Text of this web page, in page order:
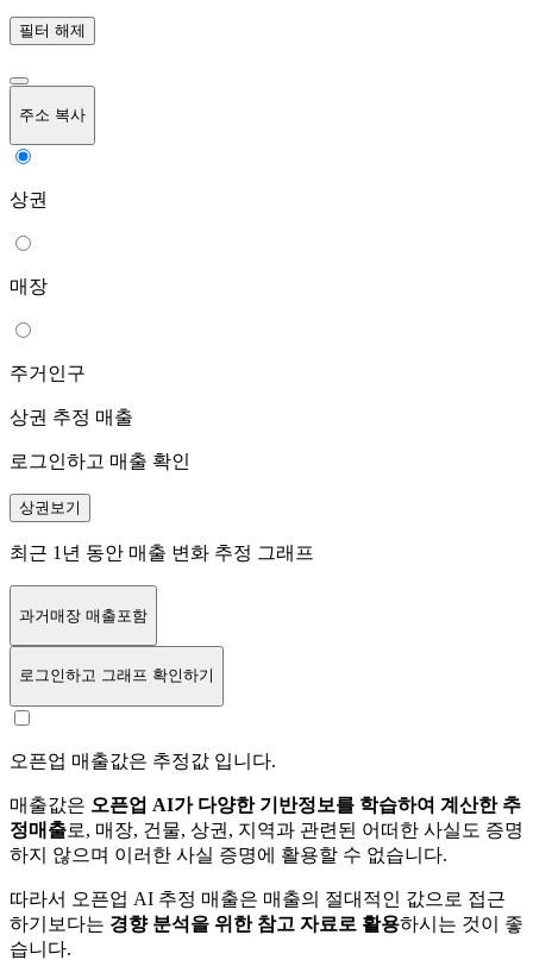
필터 해제
주소 복사
상권
매장
주거인구
상권 추정 매출
로그인하고 매출 확인
상권보기
최근 1년 동안 매출 변화 추정 그래프
과거매장 매출포함
로그인하고 그래프 확인하기
오픈업 매출값은 추정값 입니다.
매출값은 오픈업 AI가 다양한 기반정보를 학습하여 계산한 추
정매출로, 매장, 건물, 상권, 지역과 관련된 어떠한 사실도 증명
하지 않으며 이러한 사실 증명에 활용할 수 없습니다.
따라서 오픈업 AI 추정 매출은 매출의 절대적인 값으로 접근
하기보다는 경향 분석을 위한 참고 자료로 활용하시는 것이 좋
습니다.